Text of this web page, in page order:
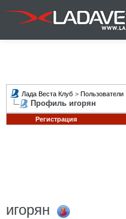
Лада Веста Клуб > Пользователи
Профиль игорян
Регистрация
игорян